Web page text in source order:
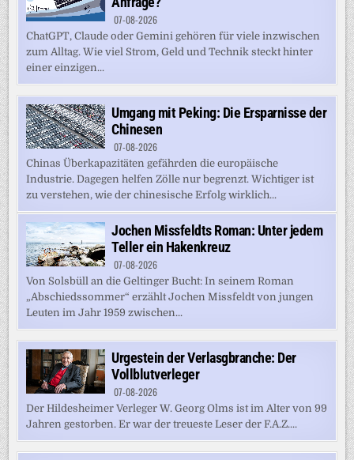
07-08-2026
ChatGPT, Claude oder Gemini gehören für viele inzwischen
zum Alltag. Wie viel Strom, Geld und Technik steckt hinter
einer einzigen...
Umgang mit Peking: Die Ersparnisse der
Chinesen
07-08-2026
Chinas Überkapazitäten gefährden die europäische
Industrie. Dagegen helfen Zölle nur begrenzt. Wichtiger ist
zu verstehen, wie der chinesische Erfolg wirklich...
Jochen Missfeldts Roman: Unter jedem
Teller ein Hakenkreuz
07-08-2026
Von Solsbüll an die Geltinger Bucht: In seinem Roman
„Abschiedssommer“ erzählt Jochen Missfeldt von jungen
Leuten im Jahr 1959 zwischen...
Urgestein der Verlasgbranche: Der
Vollblutverleger
07-08-2026
Der Hildesheimer Verleger W. Georg Olms ist im Alter von 99
Jahren gestorben. Er war der treueste Leser der F.A.Z....